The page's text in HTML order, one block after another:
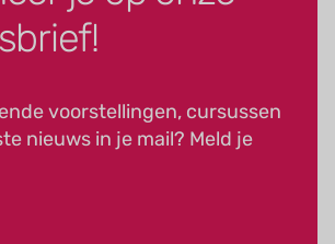
voorstellingen, cursussen
nieuws in je mail? Meld je